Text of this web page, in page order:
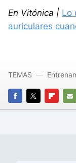
En Vitónica | Lo
auriculares
FACEBOOK
TWITTER
E-
TEMAS